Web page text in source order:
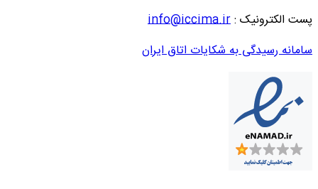
پست الکترونیک :info@iccima.ir
سامانه رسیدگی به شکایات اتاق ایران